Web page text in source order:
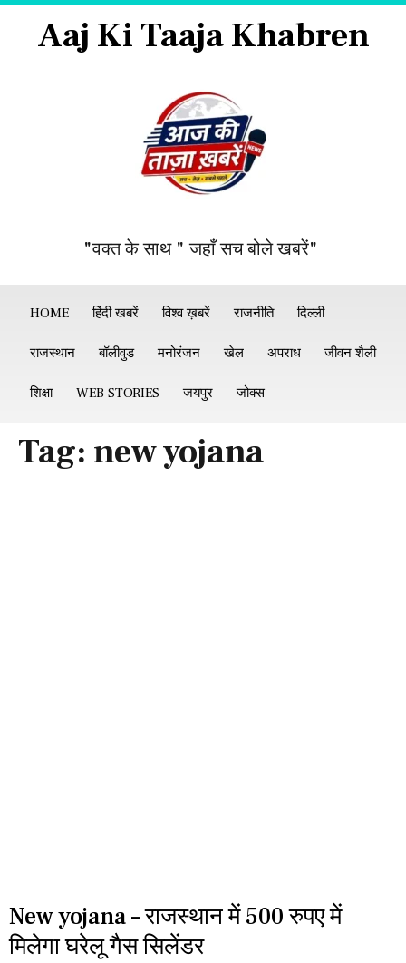
Aaj Ki Taaja Khabren
"वक्त के साथ " जहाँ सच बोले खबरें"
HOME हिंदी खबरें विश्व ख़बरें राजनीति दिल्ली
राजस्थान बॉलीवुड मनोरंजन खेल अपराध जीवन शैली
शिक्षा WEB STORIES जयपुर जोक्स
Tag: new yojana
New yojana – राजस्थान में 500 रुपए में
मिलेगा घरेलू गैस सिलेंडर